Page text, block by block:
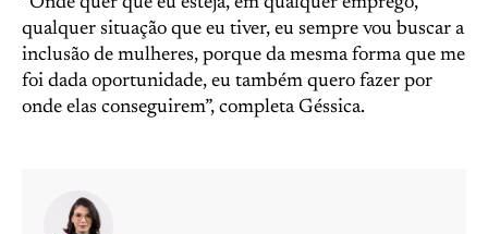
qualquer situação que eu tiver, eu sempre vou buscar a
inclusão de mulheres, porque da mesma forma que me
foi dada oportunidade, eu também quero fazer por
onde elas conseguirem”, completa Géssica.